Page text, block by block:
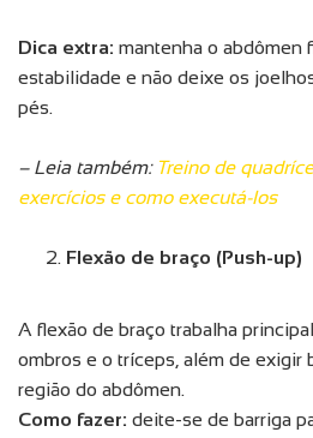
Dica extra: mantenha o abdômen
estabilidade e não deixe os
pés.
– Leia também: Treino de
exercícios e como executá-los
Flexão de braço (Push-up)
A flexão de braço trabalha
ombros e o tríceps, além de exigir
região do abdômen.
Como fazer: deite-se de barriga